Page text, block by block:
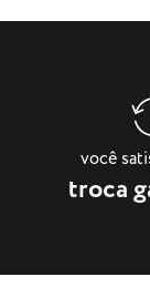
você
troca